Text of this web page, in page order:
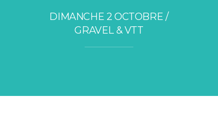
DIMANCHE 2 OCTOBRE /
GRAVEL & VTT